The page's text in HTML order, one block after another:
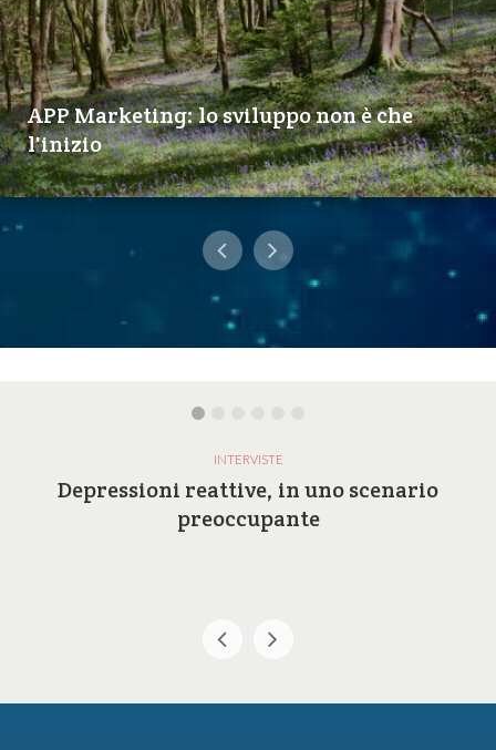
APP Marketing: lo sviluppo non è che
l'inizio
INTERVISTE
Depressioni reattive, in uno scenario
preoccupante